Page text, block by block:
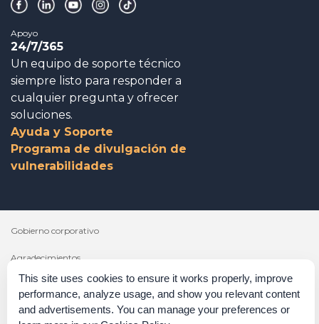
This site uses cookies to ensure it works properly, improve
performance, analyze usage, and show you relevant content
and advertisements. You can manage your preferences or
Apoyo
24/7/365
Un equipo de soporte técnico
siempre listo para responder a
cualquier pregunta y ofrecer
soluciones.
Ayuda y Soporte
Programa de divulgación de
vulnerabilidades
Gobierno corporativo
Agradecimientos
Políticas y procedimientos
Declaración sobre la esclavitud moderna